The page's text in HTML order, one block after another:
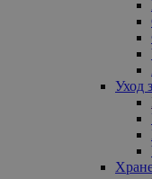
Уход